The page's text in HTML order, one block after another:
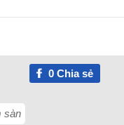
0Chia sẻ
sàn